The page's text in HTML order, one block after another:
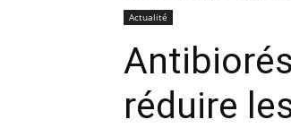
Actualité
réduire